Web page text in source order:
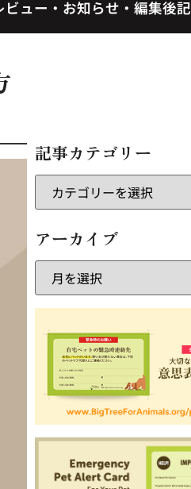
ビュー・お知らせ・編集後記
記事カテゴリー
アーカイブ